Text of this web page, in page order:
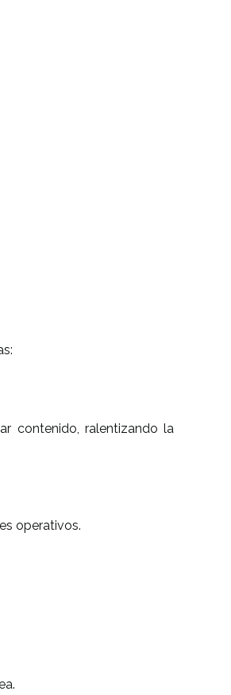
contenido, ralentizando la
operativos.